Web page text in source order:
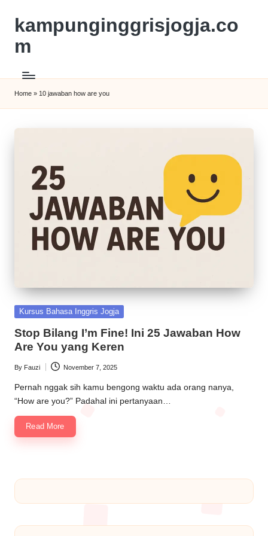
kampunginggrisjogja.co
m
Home » 10 jawaban how are you
Kursus Bahasa Inggris Jogja
Stop Bilang I’m Fine! Ini 25 Jawaban How
Are You yang Keren
By Fauzi November 7, 2025
Pernah nggak sih kamu bengong waktu ada orang nanya,
“How are you?” Padahal ini pertanyaan…
Read More